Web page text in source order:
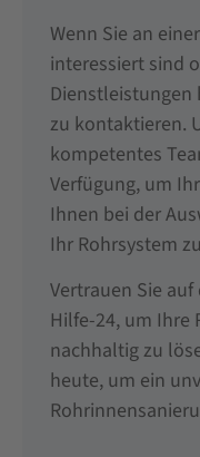
Wenn Sie an
interessiert sind
Dienstleistungen
zu kontaktieren.
kompetentes
Verfügung, um
Ihnen bei der
Ihr Rohrsystem
Vertrauen Sie
Hilfe-24, um Ihre
nachhaltig zu
heute, um ein